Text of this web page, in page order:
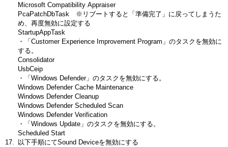
Microsoft Compatibility Appraiser
PcaPatchDbTask ※リブートすると「準備完了」に戻ってしまうた
め、再度無効に設定する
StartupAppTask
・「Customer Experience Improvement Program」のタスクを無効に
する。
Consolidator
UsbCeip
・「Windows Defender」のタスクを無効にする。
Windows Defender Cache Maintenance
Windows Defender Cleanup
Windows Defender Scheduled Scan
Windows Defender Verification
・「Windows Update」のタスクを無効にする。
Scheduled Start
以下手順にてSound Deviceを無効にする